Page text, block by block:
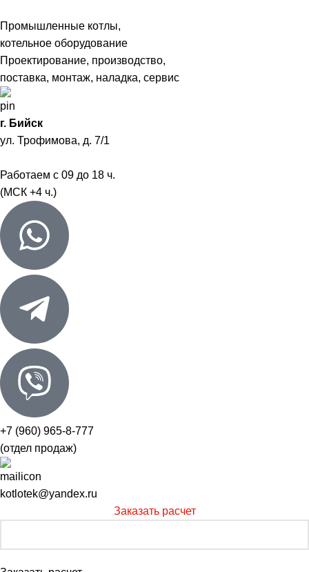
Промышленные котлы,
котельное оборудование
Проектирование, производство,
поставка, монтаж, наладка, сервис
г. Бийск
ул. Трофимова, д. 7/1
Работаем с 09 до 18 ч.
(МСК +4 ч.)
+7 (960) 965-8-777
(отдел продаж)
kotlotek@yandex.ru
Заказать расчет